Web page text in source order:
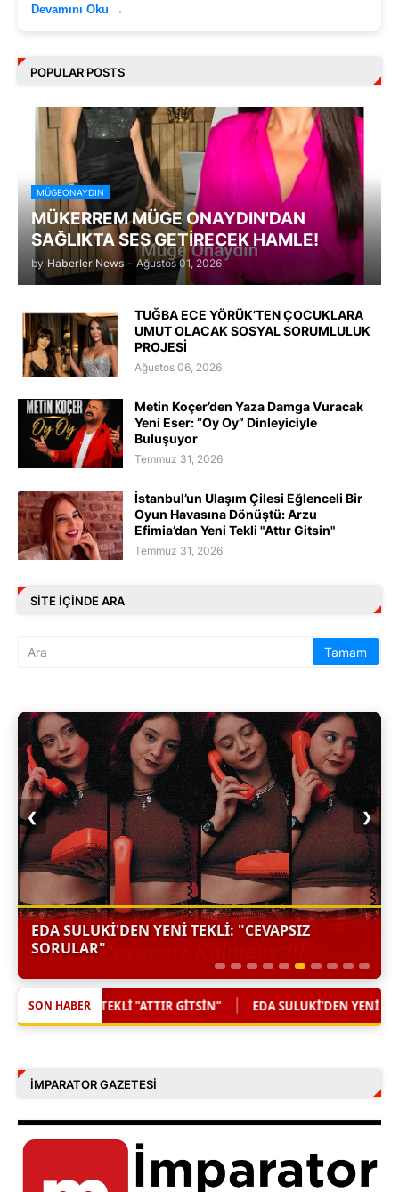
Devamını Oku →
POPULAR POSTS
MÜGEONAYDIN
MÜKERREM MÜGE ONAYDIN'DAN
SAĞLIKTA SES GETİRECEK HAMLE!
by Haberler News - Ağustos 01, 2026
TUĞBA ECE YÖRÜK’TEN ÇOCUKLARA
UMUT OLACAK SOSYAL SORUMLULUK
PROJESİ
Ağustos 06, 2026
Metin Koçer’den Yaza Damga Vuracak
Yeni Eser: “Oy Oy” Dinleyiciyle
Buluşuyor
Temmuz 31, 2026
İstanbul’un Ulaşım Çilesi Eğlenceli Bir
Oyun Havasına Dönüştü: Arzu
Efimia’dan Yeni Tekli "Attır Gitsin"
Temmuz 31, 2026
SITE IÇINDE ARA
EDA SULUKI'DEN YENI TEKLI: "CEVAPSIZ
SORULAR"
❮ ❯
SON HABER
| EDA SULUKI'DEN YENI TEKLI: "CEVAPSIZ SORULAR" |
İMPARATOR GAZETESI